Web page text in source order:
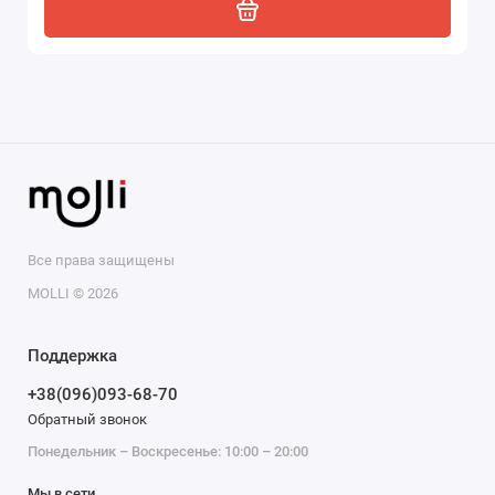
Все права защищены
MOLLI © 2026
Поддержка
+38(096)093-68-70
Обратный звонок
Понедельник – Воскресенье: 10:00 – 20:00